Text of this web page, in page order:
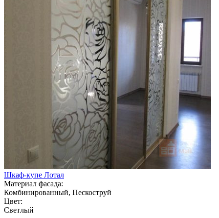
Шкаф-купе Лотал
Материал фасада:
Комбинированный, Пескоструй
Цвет:
Светлый